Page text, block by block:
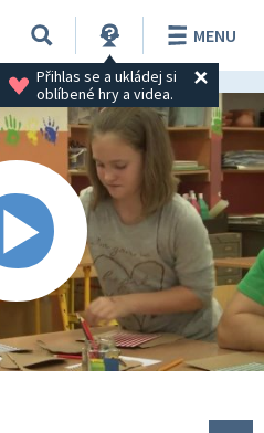
Přihlas se a ukládej si
oblíbené hry a videa.
MENU